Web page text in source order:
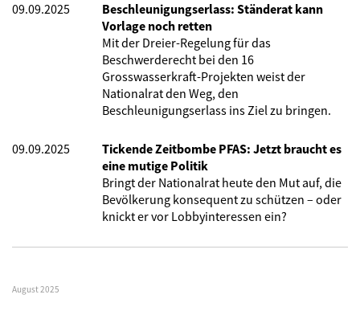
09.09.2025
Beschleunigungserlass: Ständerat kann
Vorlage noch retten
Mit der Dreier-Regelung für das
Beschwerderecht bei den 16
Grosswasserkraft-Projekten weist der
Nationalrat den Weg, den
Beschleunigungserlass ins Ziel zu bringen.
09.09.2025
Tickende Zeitbombe PFAS: Jetzt braucht es
eine mutige Politik
Bringt der Nationalrat heute den Mut auf, die
Bevölkerung konsequent zu schützen – oder
knickt er vor Lobbyinteressen ein?
August 2025